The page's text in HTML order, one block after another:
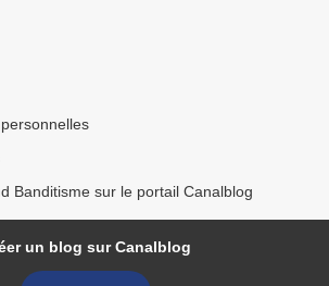
Banditisme sur le portail Canalblog
un blog sur Canalblog